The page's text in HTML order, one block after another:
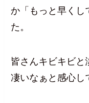
か「もっと早くし
た。
皆さんキビキビと
凄いなぁと感心し